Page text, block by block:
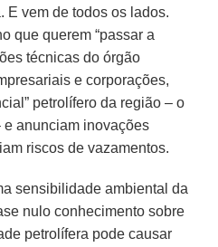
E vem de todos os lados.
que querem “passar a
técnicas do órgão
e corporações,
petrolífero da região – o
anunciam inovações
riscos de vazamentos.
sensibilidade ambiental da
nulo conhecimento sobre
petrolífera pode causar